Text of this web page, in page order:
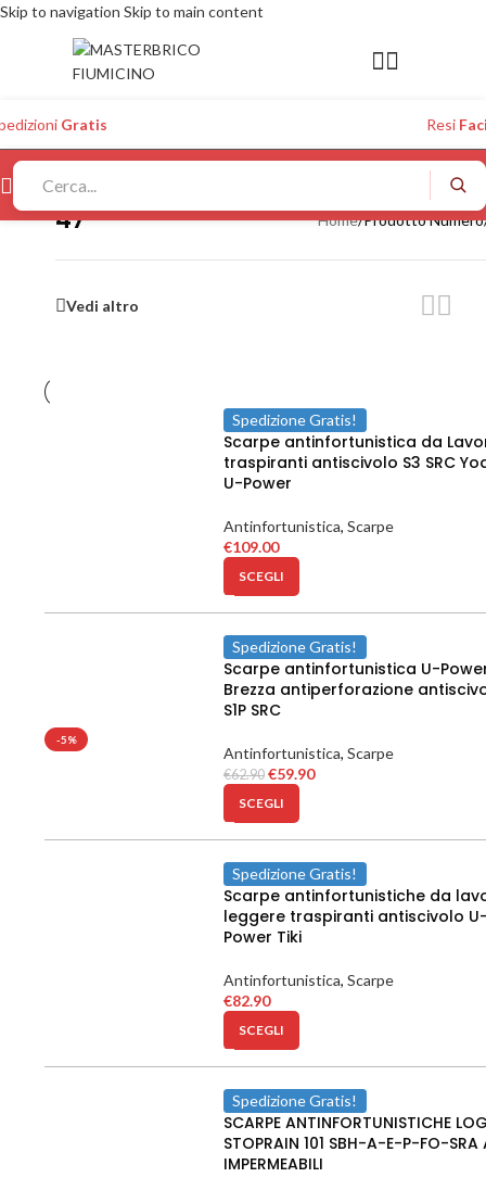
Skip to navigation Skip to main content
Gratis Resi
47 Home/Prodotto Numero
Vedi altro
Spedizione Gratis!
Scarpe antinfortunistica da
traspiranti antiscivolo S3 SRC
U-Power
Antinfortunistica, Scarpe
€109.00
SCEGLI
-5%
Spedizione Gratis!
Scarpe antinfortunistica U-
Brezza antiperforazione
S1P SRC
Antinfortunistica, Scarpe
€62.90 €59.90
SCEGLI
Spedizione Gratis!
Scarpe antinfortunistiche da
leggere traspiranti antiscivolo
Power Tiki
Antinfortunistica, Scarpe
€82.90
SCEGLI
Spedizione Gratis!
SCARPE ANTINFORTUNISTICHE
STOPRAIN 101 SBH-A-E-P-FO-SRA
IMPERMEABILI